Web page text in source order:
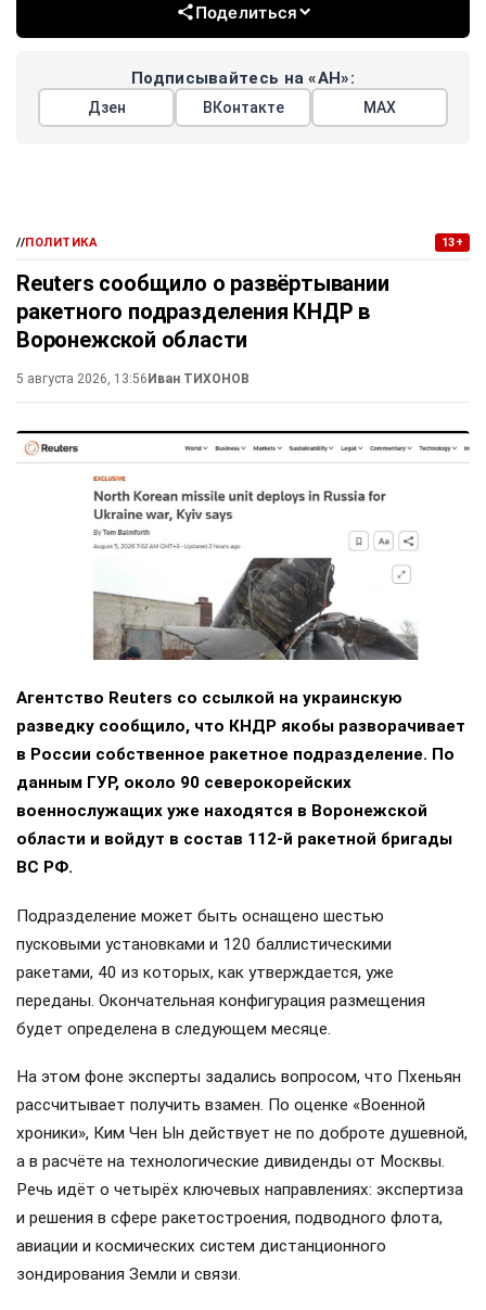
Поделиться
Подписывайтесь на «АН»:
Дзен ВКонтакте МАХ
//ПОЛИТИКА 13+
Reuters сообщило о развёртывании
ракетного подразделения КНДР в
Воронежской области
5 августа 2026, 13:56Иван ТИХОНОВ
Агентство Reuters со ссылкой на украинскую
разведку сообщило, что КНДР якобы разворачивает
в России собственное ракетное подразделение. По
данным ГУР, около 90 северокорейских
военнослужащих уже находятся в Воронежской
области и войдут в состав 112-й ракетной бригады
ВС РФ.
Подразделение может быть оснащено шестью
пусковыми установками и 120 баллистическими
ракетами, 40 из которых, как утверждается, уже
переданы. Окончательная конфигурация размещения
будет определена в следующем месяце.
На этом фоне эксперты задались вопросом, что Пхеньян
рассчитывает получить взамен. По оценке «Военной
хроники», Ким Чен Ын действует не по доброте душевной,
а в расчёте на технологические дивиденды от Москвы.
Речь идёт о четырёх ключевых направлениях: экспертиза
и решения в сфере ракетостроения, подводного флота,
авиации и космических систем дистанционного
зондирования Земли и связи.